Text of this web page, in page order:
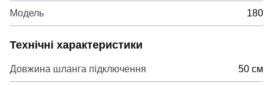
Модель 180
Технічні характеристики
Довжина шланга підключення 50 см